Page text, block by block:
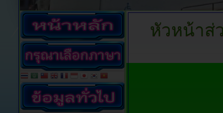
หัวหน้าส่